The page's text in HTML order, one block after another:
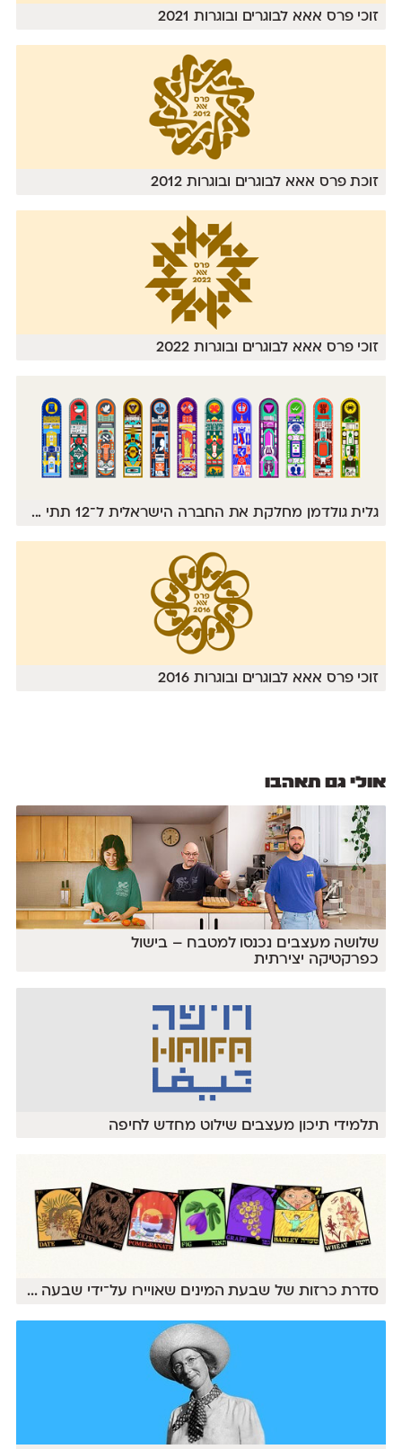
זוכי פרס אאא לבוגרים ובוגרות 2021
זוכת פרס אאא לבוגרים ובוגרות 2012
זוכי פרס אאא לבוגרים ובוגרות 2022
גלית גולדמן מחלקת את החברה הישראלית ל־12 תתי ...
זוכי פרס אאא לבוגרים ובוגרות 2016
אולי גם תאהבו
שלושה מעצבים נכנסו למטבח – בישול
כפרקטיקה יצירתית
תלמידי תיכון מעצבים שילוט מחדש לחיפה
סדרת כרזות של שבעת המינים שאויירו על־ידי שבעה ...